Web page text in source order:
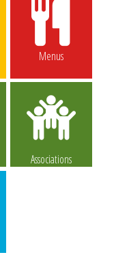
Menus
Associations